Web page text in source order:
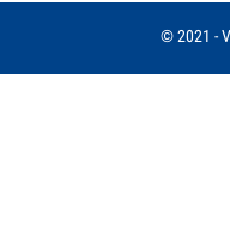
© 2021 -